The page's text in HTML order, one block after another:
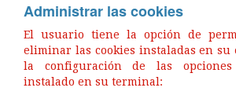
Administrar las cookies
El usuario tiene la opción de
eliminar las cookies instaladas en su
la configuración de las
instalado en su terminal: